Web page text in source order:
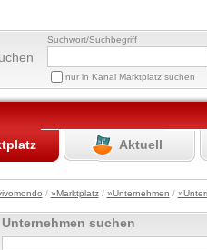
Suchwort/Suchbegriff
nur in Kanal Marktplatz suchen
Aktuell
/ »Marktplatz/ »Unternehmen /
Unternehmen suchen